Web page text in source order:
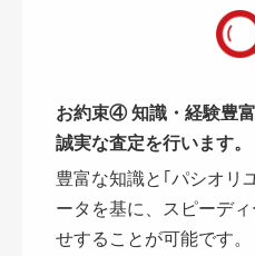
お約束④ 知識・経験豊
誠実な査定を行います。
豊富な知識と｢パシオリ
ータを基に、スピーデ
せすることが可能です。